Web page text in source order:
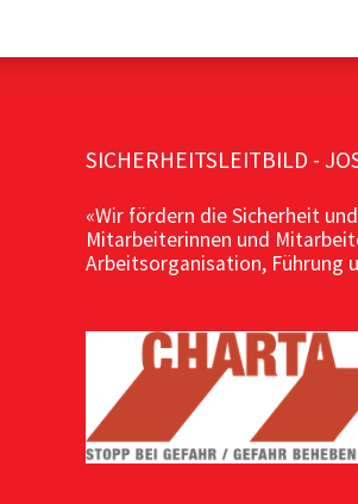
SICHERHEITSLEITBILD -
«Wir fördern die Sicherheit
Mitarbeiterinnen und
Arbeitsorganisation, Führung